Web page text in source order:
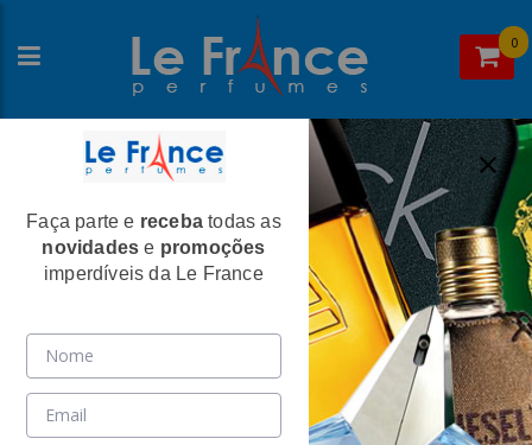
0
Home>Cartier> Perfumes Masculinos
Perfumes Masculinos
Faça parte e receba todas as
novidades e promoções
imperdíveis da Le France